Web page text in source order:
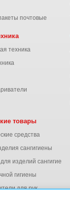
почтовые
техника
товары
средства
сангигиены
изделий сангигиены
гигиены
для рук